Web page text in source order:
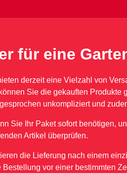
für eine
derzeit eine Vielzahl von
Sie die gekauften Produkte
unkompliziert und
Sie Ihr Paket sofort benötigen,
Artikel überprüfen.
die Lieferung nach einem
vor einer bestimmten